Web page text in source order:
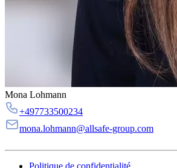
Mona Lohmann
+497733500234
mona.lohmann@allsafe-group.com
Politique de confidentialité